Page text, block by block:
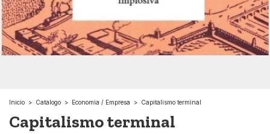
Inicio > Catalogo > Economia / Empresa > Capitalismo terminal
Capitalismo terminal